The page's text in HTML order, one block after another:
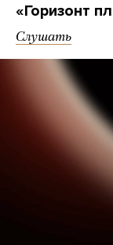
«Горизонт
Слушать